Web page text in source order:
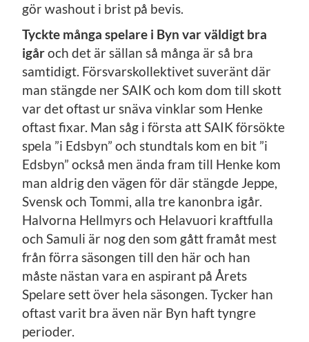
gör washout i brist på bevis.
Tyckte många spelare i Byn var väldigt bra
igåroch det är sällan så många är så bra
samtidigt. Försvarskollektivet suveränt där
man stängde ner SAIK och kom dom till skott
var det oftast ur snäva vinklar som Henke
oftast fixar. Man såg i första att SAIK försökte
spela ”i Edsbyn” och stundtals kom en bit ”i
Edsbyn” också men ända fram till Henke kom
man aldrig den vägen för där stängde Jeppe,
Svensk och Tommi, alla tre kanonbra igår.
Halvorna Hellmyrs och Helavuori kraftfulla
och Samuli är nog den som gått framåt mest
från förra säsongen till den här och han
måste nästan vara en aspirant på Årets
Spelare sett över hela säsongen. Tycker han
oftast varit bra även när Byn haft tyngre
perioder.